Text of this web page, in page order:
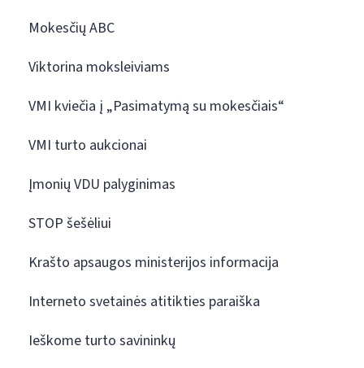
Mokesčių ABC
Viktorina moksleiviams
VMI kviečia į „Pasimatymą su mokesčiais“
VMI turto aukcionai
Įmonių VDU palyginimas
STOP šešėliui
Krašto apsaugos ministerijos informacija
Interneto svetainės atitikties paraiška
Ieškome turto savininkų